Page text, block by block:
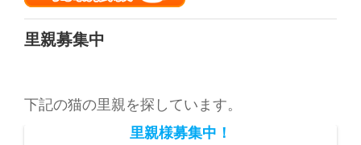
里親募集中
下記の猫の里親を探しています。
里親様募集中！